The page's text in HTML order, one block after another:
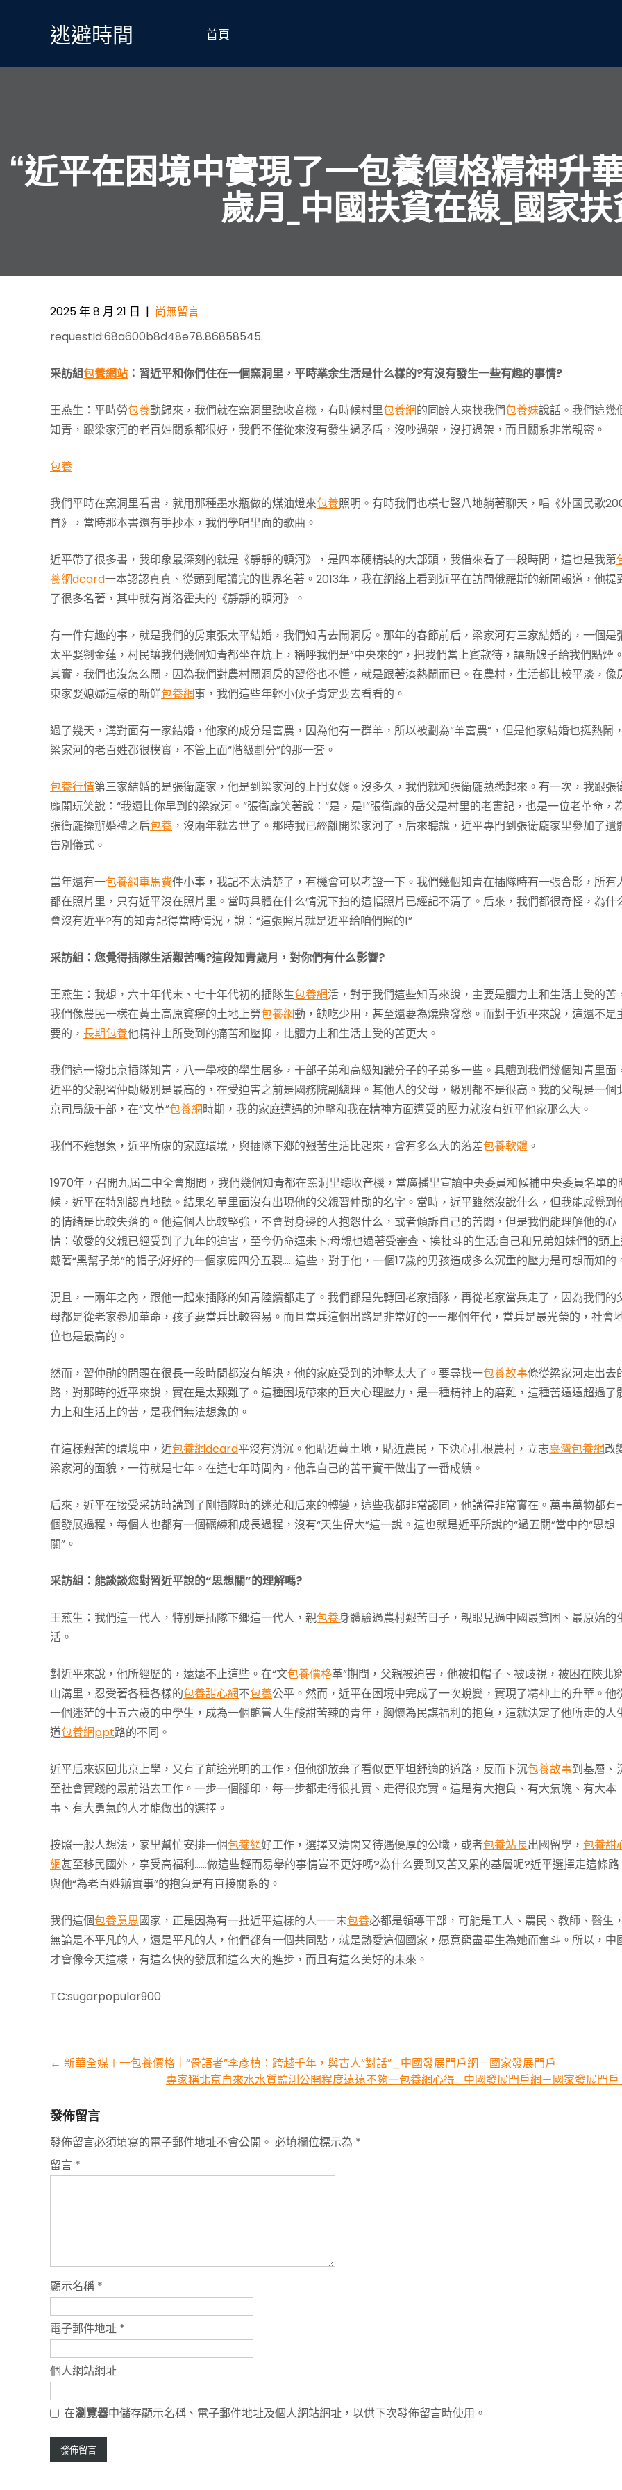
逃避時間 首頁
“近平在困境中實現了一包養價格精神升
歲月_中國扶貧在線_國家
2025 年 8 月 21 日 | 尚無留言
requestId:68a600b8d48e78.86858545.
采訪組包養網站 ：習近平和你們住在一個窯洞里，平時業余生活是什么樣的?有沒有發生一些有趣的事情?
王燕生：平時勞包養動歸來，我們就在窯洞里聽收音機，有時候村里包養網的同齡人來找我們包養妹說話。我們這幾
知青，跟梁家河的老百姓關系都很好，我們不僅從來沒有發生過矛盾，沒吵過架，沒打過架，而且關系非常親密。
包養
我們平時在窯洞里看書，就用那種墨水瓶做的煤油燈來包養照明。有時我們也橫七豎八地躺著聊天，唱《外國民歌
首》，當時那本書還有手抄本，我們學唱里面的歌曲。
近平帶了很多書，我印象最深刻的就是《靜靜的頓河》，是四本硬精裝的大部頭，我借來看了一段時間，這也是我第
養網dcard一本認認真真、從頭到尾讀完的世界名著。2013年，我在網絡上看到近平在訪問俄羅斯的新聞報道，他提
了很多名著，其中就有肖洛霍夫的《靜靜的頓河》。
有一件有趣的事，就是我們的房東張太平結婚，我們知青去鬧洞房。那年的春節前后，梁家河有三家結婚的，一個是
太平娶劉金蓮，村民讓我們幾個知青都坐在炕上，稱呼我們是“中央來的”，把我們當上賓款待，讓新娘子給我們點煙。
其實，我們也沒怎么鬧，因為我們對農村鬧洞房的習俗也不懂，就是跟著湊熱鬧而已。在農村，生活都比較平淡，像
東家娶媳婦這樣的新鮮包養網事，我們這些年輕小伙子肯定要去看看的。
過了幾天，溝對面有一家結婚，他家的成分是富農，因為他有一群羊，所以被劃為“羊富農”，但是他家結婚也挺熱鬧，
梁家河的老百姓都很樸實，不管上面“階級劃分”的那一套。
包養行情第三家結婚的是張衛龐家，他是到梁家河的上門女婿。沒多久，我們就和張衛龐熟悉起來。有一次，我跟張
龐開玩笑說：“我還比你早到的梁家河。”張衛龐笑著說：“是，是!”張衛龐的岳父是村里的老書記，也是一位老革命，
張衛龐操辦婚禮之后包養 ，沒兩年就去世了。那時我已經離開梁家河了，后來聽說，近平專門到張衛龐家里參加了遺
告別儀式。
當年還有一包養網車馬費件小事，我記不太清楚了，有機會可以考證一下。我們幾個知青在插隊時有一張合影，所有
都在照片里，只有近平沒在照片里。當時具體在什么情況下拍的這幅照片已經記不清了。后來，我們都很奇怪，為什
會沒有近平?有的知青記得當時情況，說：“這張照片就是近平給咱們照的!”
采訪組：您覺得插隊生活艱苦嗎?這段知青歲月，對你們有什么影響?
王燕生：我想，六十年代末、七十年代初的插隊生包養網活，對于我們這些知青來說，主要是體力上和生活上受的苦
我們像農民一樣在黃土高原貧瘠的土地上勞包養網動，缺吃少用，甚至還要為燒柴發愁。而對于近平來說，這還不是
要的， 長期包養他精神上所受到的痛苦和壓抑，比體力上和生活上受的苦更大。
我們這一撥北京插隊知青，八一學校的學生居多，干部子弟和高級知識分子的子弟多一些。具體到我們幾個知青里面
近平的父親習仲勛級別是最高的，在受迫害之前是國務院副總理。其他人的父母，級別都不是很高。我的父親是一個
京司局級干部，在“文革”包養網時期，我的家庭遭遇的沖擊和我在精神方面遭受的壓力就沒有近平他家那么大。
我們不難想象，近平所處的家庭環境，與插隊下鄉的艱苦生活比起來，會有多么大的落差包養軟體 。
1970年，召開九屆二中全會期間，我們幾個知青都在窯洞里聽收音機，當廣播里宣讀中央委員和候補中央委員名單的
候，近平在特別認真地聽。結果名單里面沒有出現他的父親習仲勛的名字。當時，近平雖然沒說什么，但我能感覺到
的情緒是比較失落的。他這個人比較堅強，不會對身邊的人抱怨什么，或者傾訴自己的苦悶，但是我們能理解他的心
情：敬愛的父親已經受到了九年的迫害，至今仍命運未卜;母親也過著受審查、挨批斗的生活;自己和兄弟姐妹們的頭
戴著“黑幫子弟”的帽子;好好的一個家庭四分五裂……這些，對于他，一個17歲的男孩造成多么沉重的壓力是可想而知的
況且，一兩年之內，跟他一起來插隊的知青陸續都走了。我們都是先轉回老家插隊，再從老家當兵走了，因為我們的
母都是從老家參加革命，孩子要當兵比較容易。而且當兵這個出路是非常好的——那個年代，當兵是最光榮的，社會
位也是最高的。
然而，習仲勛的問題在很長一段時間都沒有解決，他的家庭受到的沖擊太大了。要尋找一包養故事條從梁家河走出去
路，對那時的近平來說，實在是太艱難了。這種困境帶來的巨大心理壓力，是一種精神上的磨難，這種苦遠遠超過了
力上和生活上的苦，是我們無法想象的。
在這樣艱苦的環境中，近包養網dcard平沒有消沉。他貼近黃土地，貼近農民，下決心扎根農村，立志臺灣包養網改
梁家河的面貌，一待就是七年。在這七年時間內，他靠自己的苦干實干做出了一番成績。
后來，近平在接受采訪時講到了剛插隊時的迷茫和后來的轉變，這些我都非常認同，他講得非常實在。萬事萬物都有
個發展過程，每個人也都有一個礪練和成長過程，沒有“天生偉大”這一說。這也就是近平所說的“過五關”當中的“思想
關”。
采訪組：能談談您對習近平說的“思想關”的理解嗎?
王燕生：我們這一代人，特別是插隊下鄉這一代人，親包養身體驗過農村艱苦日子，親眼見過中國最貧困、最原始的
活。
對近平來說，他所經歷的，遠遠不止這些。在“文包養價格革”期間，父親被迫害，他被扣帽子、被歧視，被困在陜北
山溝里，忍受著各種各樣的包養甜心網不包養公平。然而，近平在困境中完成了一次蛻變，實現了精神上的升華。他
一個迷茫的十五六歲的中學生，成為一個飽嘗人生酸甜苦辣的青年，胸懷為民謀福利的抱負，這就決定了他所走的人
道包養網ppt路的不同。
近平后來返回北京上學，又有了前途光明的工作，但他卻放棄了看似更平坦舒適的道路，反而下沉包養故事到基層、
至社會實踐的最前沿去工作。一步一個腳印，每一步都走得很扎實、走得很充實。這是有大抱負、有大氣魄、有大本
事、有大勇氣的人才能做出的選擇。
按照一般人想法，家里幫忙安排一個包養網好工作，選擇又清閑又待遇優厚的公職，或者包養站長出國留學， 包養甜
網甚至移民國外，享受高福利……做這些輕而易舉的事情豈不更好嗎?為什么要到又苦又累的基層呢?近平選擇走這條路
與他“為老百姓辦實事”的抱負是有直接關系的。
我們這個包養意思國家，正是因為有一批近平這樣的人——未包養必都是領導干部，可能是工人、農民、教師、醫生，
無論是不平凡的人，還是平凡的人，他們都有一個共同點，就是熱愛這個國家，愿意窮盡畢生為她而奮斗。所以，中
才會像今天這樣，有這么快的發展和這么大的進步，而且有這么美好的未來。
TC:sugarpopular900
Post
navigation
← 新華全媒＋一包養價格｜“骨語者”李彥楨：跨越千年，與古人“對話”_中國發展門戶網－國家發展門戶
專家稱北京自來水水質監測公開程度遠遠不夠一包養網心得_中國發展門戶網－國家發展門戶
發佈留言
發佈留言必須填寫的電子郵件地址不會公開。 必填欄位標示為 *
留言 *
顯示名稱 *
電子郵件地址 *
個人網站網址
在瀏覽器中儲存顯示名稱、電子郵件地址及個人網站網址，以供下次發佈留言時使用。